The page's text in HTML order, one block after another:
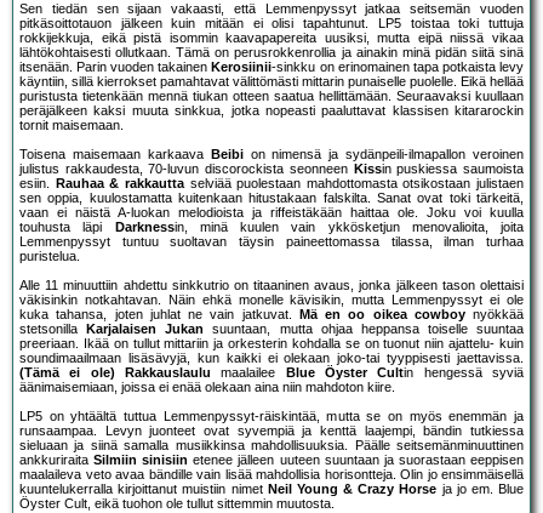
Sen tiedän sen sijaan vakaasti, että Lemmenpyssyt jatkaa seitsemän vuoden
pitkäsoittotauon jälkeen kuin mitään ei olisi tapahtunut. LP5 toistaa toki tuttuja
rokkijekkuja, eikä pistä isommin kaavapapereita uusiksi, mutta eipä niissä vikaa
lähtökohtaisesti ollutkaan. Tämä on perusrokkenrollia ja ainakin minä pidän siitä sinä
itsenään. Parin vuoden takainen Kerosiinii-sinkku on erinomainen tapa potkaista levy
käyntiin, sillä kierrokset pamahtavat välittömästi mittarin punaiselle puolelle. Eikä hellää
puristusta tietenkään mennä tiukan otteen saatua hellittämään. Seuraavaksi kuullaan
peräjälkeen kaksi muuta sinkkua, jotka nopeasti paaluttavat klassisen kitararockin
tornit maisemaan.
Toisena maisemaan karkaava
Beibion nimensä ja sydänpeili-ilmapallon veroinen
julistus rakkaudesta, 70-luvun discorockista seonneen Kissin puskiessa saumoista
esiin.
Rauhaa & rakkauttaselviää puolestaan mahdottomasta otsikostaan julistaen
sen oppia, kuulostamatta kuitenkaan hitustakaan falskilta. Sanat ovat toki tärkeitä,
vaan ei näistä A-luokan melodioista ja riffeistäkään haittaa ole. Joku voi kuulla
touhusta läpi
Darknessin, minä kuulen vain ykkösketjun menovalioita, joita
Lemmenpyssyt tuntuu suoltavan täysin paineettomassa tilassa, ilman turhaa
puristelua.
Alle 11 minuuttiin ahdettu sinkkutrio on titaaninen avaus, jonka jälkeen tason olettaisi
väkisinkin notkahtavan. Näin ehkä monelle kävisikin, mutta Lemmenpyssyt ei ole
kuka tahansa, joten juhlat ne vain jatkuvat.
Mä en oo oikea cowboynyökkää
stetsonilla
Karjalaisen Jukan
suuntaan, mutta ohjaa heppansa toiselle suuntaa
preeriaan. Ikää on tullut mittariin ja orkesterin kohdalla se on tuonut niin ajattelu- kuin
soundimaailmaan lisäsävyjä, kun kaikki ei olekaan joko-tai tyyppisesti jaettavissa.
(Tämä ei ole) Rakkauslaulu maalailee Blue Öyster Cultin hengessä syviä
äänimaisemiaan, joissa ei enää olekaan aina niin mahdoton kiire.
LP5 on yhtäältä tuttua Lemmenpyssyt-räiskintää, mutta se on myös enemmän ja
runsaampaa. Levyn juonteet ovat syvempiä ja kenttä laajempi, bändin tutkiessa
sieluaan ja siinä samalla musiikkinsa mahdollisuuksia. Päälle seitsemänminuuttinen
ankkuriraitaSilmiin sinisiin etenee jälleen uuteen suuntaan ja suorastaan eeppisen
maalaileva veto avaa bändille vain lisää mahdollisia horisontteja. Olin jo ensimmäisellä
kuuntelukerralla kirjoittanut muistiin nimet Neil Young & Crazy Horse ja jo em. Blue
Öyster Cult, eikä tuohon ole tullut sittemmin muutosta.